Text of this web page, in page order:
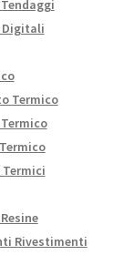
Digitali
Termico
Termici
Rivestimenti